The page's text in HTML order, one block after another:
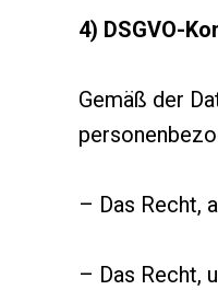
4) DSGVO-
Gemäß der
– Das Recht,
– Das Recht,